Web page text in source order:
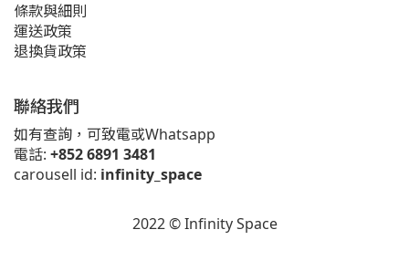
條款與細則
運送政策
退換貨政策
聯絡我們
如有查詢，可致電或Whatsapp
電話: +852 6891 3481
carousell id: infinity_space
2022 © Infinity Space